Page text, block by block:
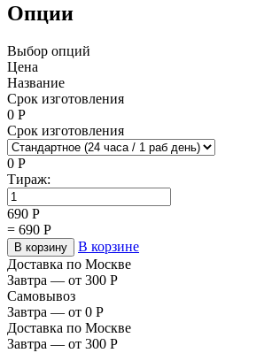
Опции
Выбор опций
Цена
Название
Срок изготовления
0 Р
Срок изготовления
0 Р
Тираж:
690 Р
= 690 Р
В корзину
В корзине
Доставка по Москве
Завтра — от 300 Р
Самовывоз
Завтра — от 0 Р
Доставка по Москве
Завтра — от 300 Р